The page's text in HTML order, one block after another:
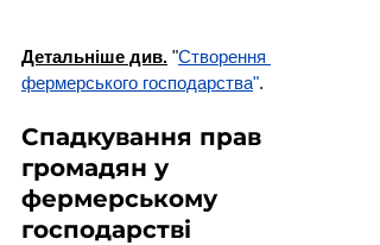
Детальніше див. "Створення
фермерського господарства".
Спадкування прав
громадян у
фермерському
господарстві